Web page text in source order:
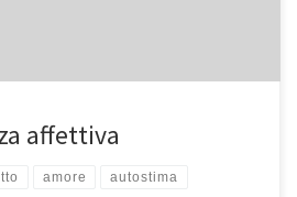
affettiva
amore autostima